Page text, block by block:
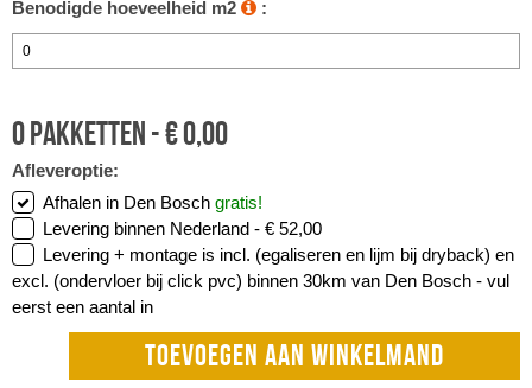
Benodigde hoeveelheid m2
:
0pakketten -€0,00
Afleveroptie:
Afhalen in Den Bosch gratis!
Levering binnen Nederland - € 52,00
Levering + montage is incl. (egaliseren en lijm bij dryback) en
excl. (ondervloer bij click pvc) binnen 30km van Den Bosch - vul
eerst een aantal in
TOEVOEGEN AAN WINKELMAND